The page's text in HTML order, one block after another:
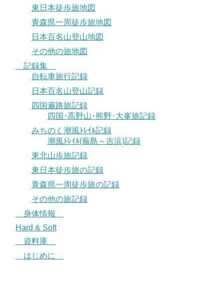
東日本徒歩旅地図
青森県一周徒歩旅地図
日本百名山登山地図
その他の旅地図
記録集
自転車旅行記録
日本百名山登山記録
四国遍路旅記録
四国･高野山･熊野･大峯旅記録
みちのく潮風ﾄﾚｲﾙ記録
潮風ﾄﾚｲﾙ(蕪島～吉浜)記録
東北山歩旅記録
東日本徒歩旅の記録
青森県一周徒歩旅の記録
その他の旅記録
身体情報
Hard & Soft
資料庫
はじめに